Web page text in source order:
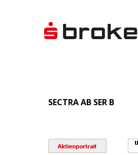
SECTRA AB SER B